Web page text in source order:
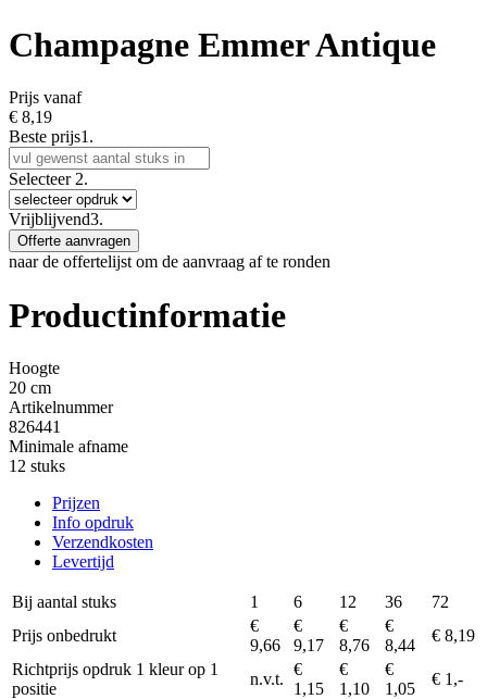
Champagne Emmer Antique
Prijs vanaf
€ 8,19
Beste prijs1.
Selecteer 2.
Vrijblijvend3.
Offerte aanvragen
naar de offertelijst om de aanvraag af te ronden
Productinformatie
Hoogte
20 cm
Artikelnummer
826441
Minimale afname
12 stuks
Prijzen
Info opdruk
Verzendkosten
Levertijd
Bij aantal stuks 1 6 12 36
72
Prijs onbedrukt
€
9,66
€
9,17
€
8,76
€
8,44
€ 8,19
Richtprijs opdruk 1 kleur op 1
positie
n.v.t.
€
1,15
€
1,10
€
1,05
€ 1,-